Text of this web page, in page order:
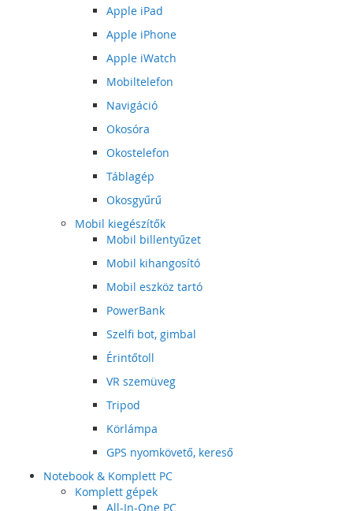
Apple iPad
Apple iPhone
Apple iWatch
Mobiltelefon
Navigáció
Okosóra
Okostelefon
Táblagép
Okosgyűrű
Mobil kiegészítők
Mobil billentyűzet
Mobil kihangosító
Mobil eszköz tartó
PowerBank
Szelfi bot, gimbal
Érintőtoll
VR szemüveg
Tripod
Körlámpa
GPS nyomkövető, kereső
Notebook & Komplett PC
Komplett gépek
All-In-One PC